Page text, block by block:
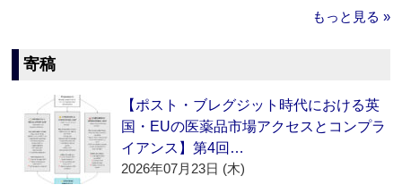
もっと見る »
寄稿
【ポスト・ブレグジット時代における英
国・EUの医薬品市場アクセスとコンプラ
イアンス】第4回…
2026年07月23日 (木)